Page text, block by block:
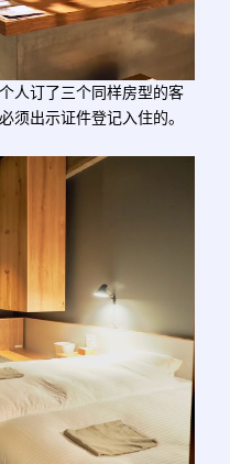
人订了三个同样房型的客
须出示证件登记入住的。